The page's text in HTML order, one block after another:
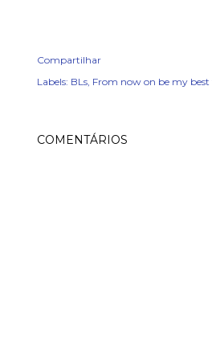
Compartilhar
Labels: BLs From now on be my best
COMENTÁRIOS